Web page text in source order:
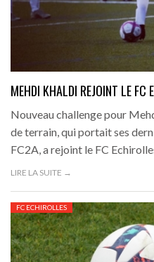
MEHDI KHALDI REJOINT LE FC
Nouveau challenge pour
de terrain, qui portait ses
FC2A, a rejoint le FC
LIRE LA SUITE →
FC ECHIROLLES